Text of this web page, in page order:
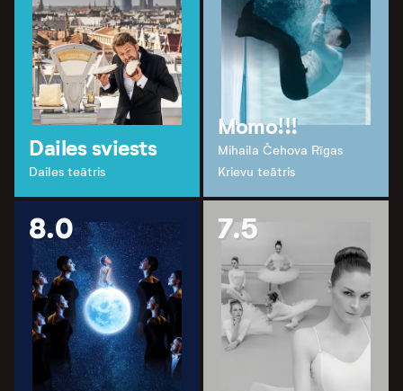
Dailes sviests
Dailes teātris
Momo!!!
Mihaila Čehova Rīgas
Krievu teātris
8.0 7.5